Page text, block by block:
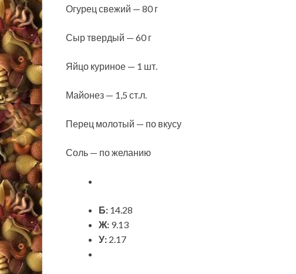
Огурец свежий — 80 г
Сыр твердый — 60 г
Яйцо куриное — 1 шт.
Майонез — 1,5 ст.л.
Перец молотый — по вкусу
Соль — по желанию
Б: 14.28
Ж: 9.13
У: 2.17